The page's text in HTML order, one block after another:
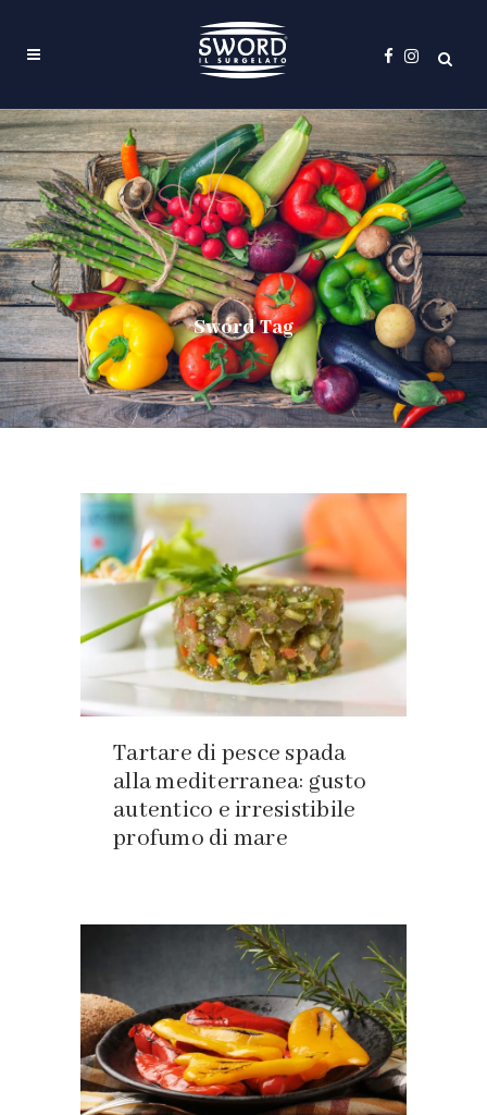
Sword Tag
Tartare di pesce spada
alla mediterranea: gusto
autentico e irresistibile
profumo di mare